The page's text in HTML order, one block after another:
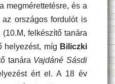
megmérettetésre, és a
országos fordulót is
(10.M, felkészítő tanára
helyezést, míg Biliczki
tanára Vajdáné Sásdi
ért el. A 18 év